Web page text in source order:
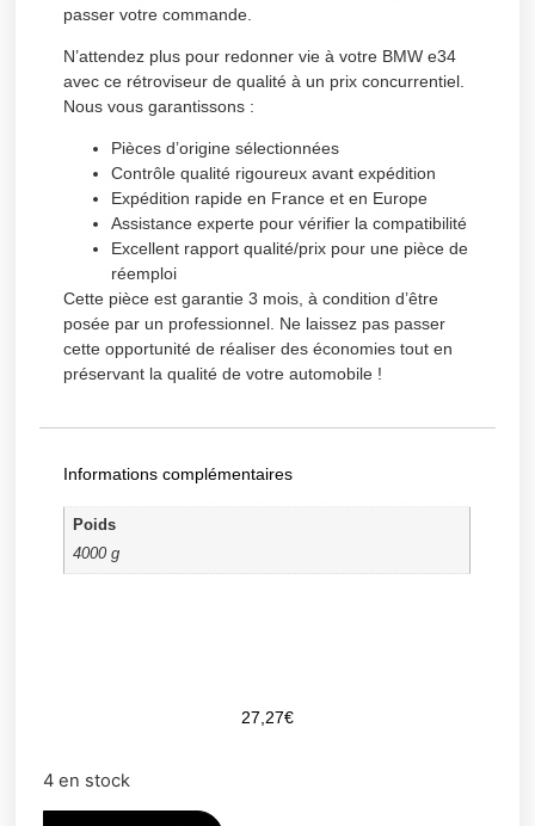
passer votre commande.
N’attendez plus pour redonner vie à votre BMW e34
avec ce rétroviseur de qualité à un prix concurrentiel.
Nous vous garantissons :
Pièces d’origine sélectionnées
Contrôle qualité rigoureux avant expédition
Expédition rapide en France et en Europe
Assistance experte pour vérifier la compatibilité
Excellent rapport qualité/prix pour une pièce de
réemploi
Cette pièce est garantie 3 mois, à condition d’être
posée par un professionnel. Ne laissez pas passer
cette opportunité de réaliser des économies tout en
préservant la qualité de votre automobile !
Informations complémentaires
Poids
4000 g
27,27€
4 en stock